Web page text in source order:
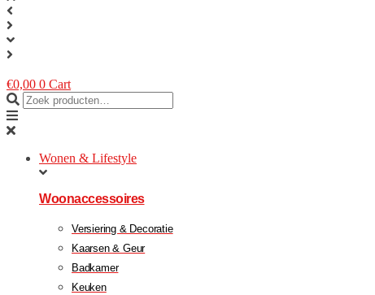
€0,00 0 Cart
Wonen & Lifestyle
Woonaccessoires
Versiering & Decoratie
Kaarsen & Geur
Badkamer
Keuken